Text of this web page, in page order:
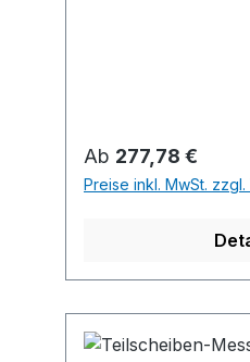
Ambossen.
Regulärer Preis:
Ab 277,78 €
Preise inkl. MwSt.